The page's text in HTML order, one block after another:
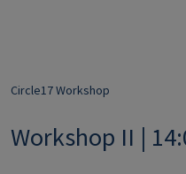
Circle17 Workshop
Workshop II |